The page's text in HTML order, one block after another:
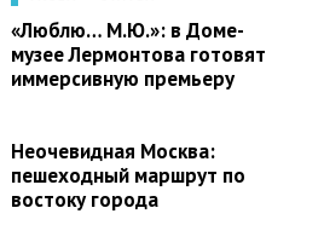
«Люблю… М.Ю.»: в Доме-
музее Лермонтова готовят
иммерсивную премьеру
Неочевидная Москва:
пешеходный маршрут по
востоку города